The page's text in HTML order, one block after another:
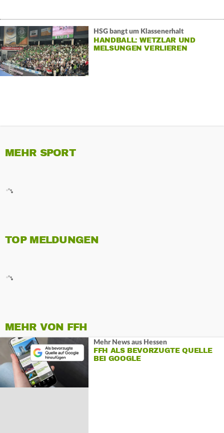
HSG bangt um Klassenerhalt
HANDBALL: WETZLAR UND
MELSUNGEN VERLIEREN
MEHR SPORT
TOP MELDUNGEN
MEHR VON FFH
Mehr News aus Hessen
FFH ALS BEVORZUGTE QUELLE
BEI GOOGLE